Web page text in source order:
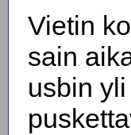
Vietin
sain
usbin